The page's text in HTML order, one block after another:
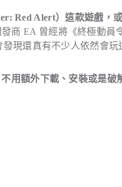
Red Alert）這款遊戲，
商 EA 曾經將《終極動員
發現還真有不少人依然會玩
用額外下載、安裝或是破